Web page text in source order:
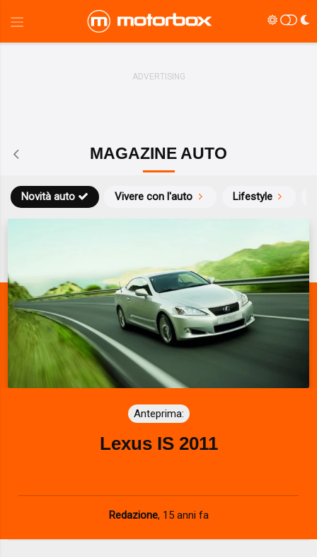
MAGAZINE AUTO
Novità auto Vivere con l'auto Lifestyle
Anteprima:
Lexus IS 2011
Redazione, 15 anni fa